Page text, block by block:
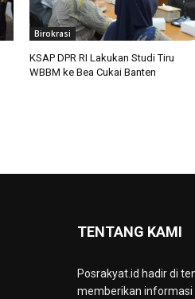
Birokrasi
KSAP DPR RI Lakukan Studi Tiru
WBBM ke Bea Cukai Banten
TENTANG KAMI
Posrakyat.id hadir di
memberikan informasi